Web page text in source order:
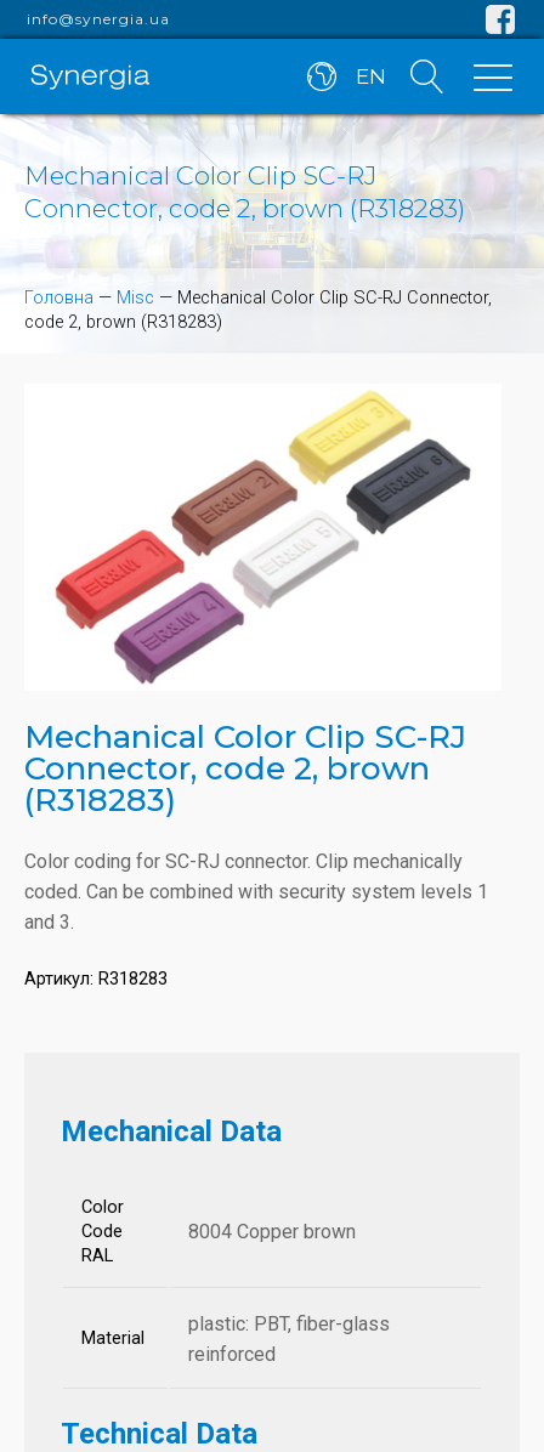
info@synergia.ua
EN
Mechanical Color Clip SC-RJ
Connector, code 2, brown (R318283)
Головна — Misc — Mechanical Color Clip SC-RJ Connector,
code 2, brown (R318283)
Mechanical Color Clip SC-RJ
Connector, code 2, brown
(R318283)
Color coding for SC-RJ connector. Clip mechanically
coded. Can be combined with security system levels 1
and 3.
Артикул: R318283
Mechanical Data
Color
Code
RAL
8004 Copper brown
Material
plastic: PBT, fiber-glass
reinforced
Technical Data